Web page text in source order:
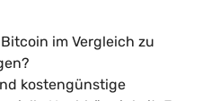
im Vergleich zu
kostengünstige